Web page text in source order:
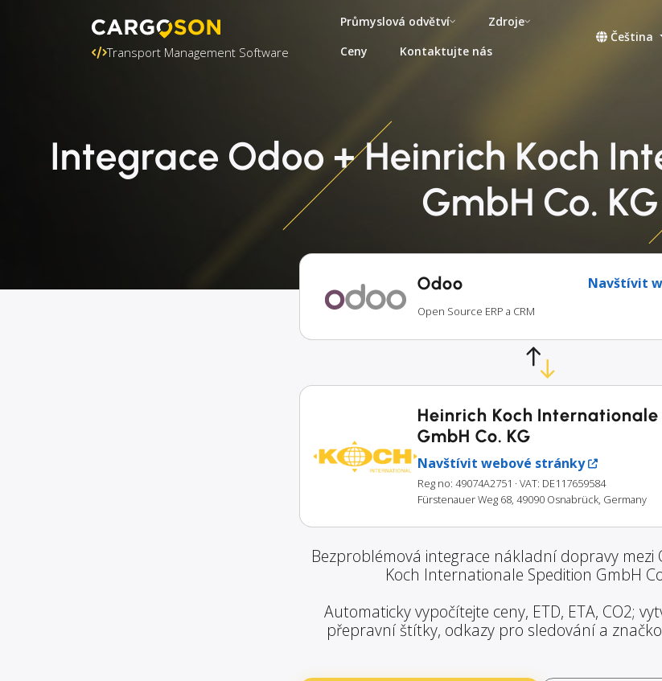
Transport Management Software
Průmyslová odvětví
Zdroje
Ceny
Kontaktujte nás
Čeština
Integrace Odoo + Heinrich Koch
GmbH Co. KG
Odoo Navštívit
Open Source ERP a CRM
Heinrich Koch
GmbH Co. KG
Navštívit webové stránky
Reg no: 49074A2751 · VAT: DE117659584
Fürstenauer Weg 68, 49090 Osnabrück, Germany
Bezproblémová integrace nákladní dopravy mezi
Koch Internationale Spedition GmbH
Automaticky vypočítejte ceny, ETD, ETA, CO2;
přepravní štítky, odkazy pro sledování a